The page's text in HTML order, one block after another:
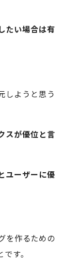
たい場合は有
しようと思う
スが優位と言
ユーザーに優
を作るための
す。